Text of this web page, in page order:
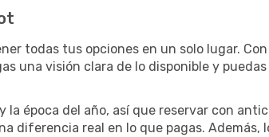
todas tus opciones en un solo lugar.
una visión clara de lo disponible y
época del año, así que reservar con
diferencia real en lo que pagas. Además,